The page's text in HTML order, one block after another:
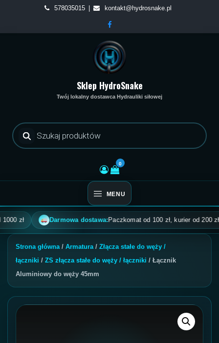
content
578035015 kontakt@hydrosnake.pl
Sklep HydroSnake
Twój lokalny dostawca Hydrauliki siłowej
Wyszukiwarka
produktów
0
MENU
zł Darmowa dostawa:Paczkomat od 100 zł, kurier od 200 zł,
Strona główna/ Armatura/ Złącza stałe do węży /
łączniki / ZS złącza stałe do węży / łączniki / Łącznik
Aluminiowy do węży 45mm